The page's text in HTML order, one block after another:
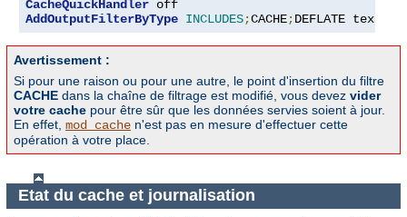
CacheQuickHandler
AddOutputFilterByType INCLUDES;CACHE;DEFLATE text
Avertissement :
Si pour une raison ou pour une autre, le point d'insertion du filtre
CACHE dans la chaîne de filtrage est modifié, vous devez vider
votre cache pour être sûr que les données servies soient à jour.
En effet, mod_cache n'est pas en mesure d'effectuer cette
opération à votre place.
Etat du cache et journalisation